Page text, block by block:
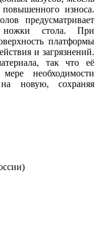
износа.
предусматривает
ножки стола. При
платформы
и загрязнений.
так что её
необходимости
новую, сохраняя